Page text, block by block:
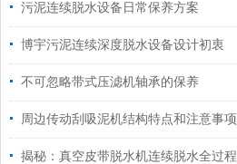
污泥连续脱水设备日常保养方案
博宇污泥连续深度脱水设备设计初衷
不可忽略带式压滤机轴承的保养
周边传动刮吸泥机结构特点和注意事项
揭秘：真空皮带脱水机连续脱水全过程